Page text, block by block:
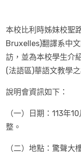
本校比利時姊妹校聖
Bruxelles)翻譯系中
訪，並為本校學生介
(法語區)華語文教學
說明會資訊如下：
（一）日期：113年
整。
（二）地點：驚聲大